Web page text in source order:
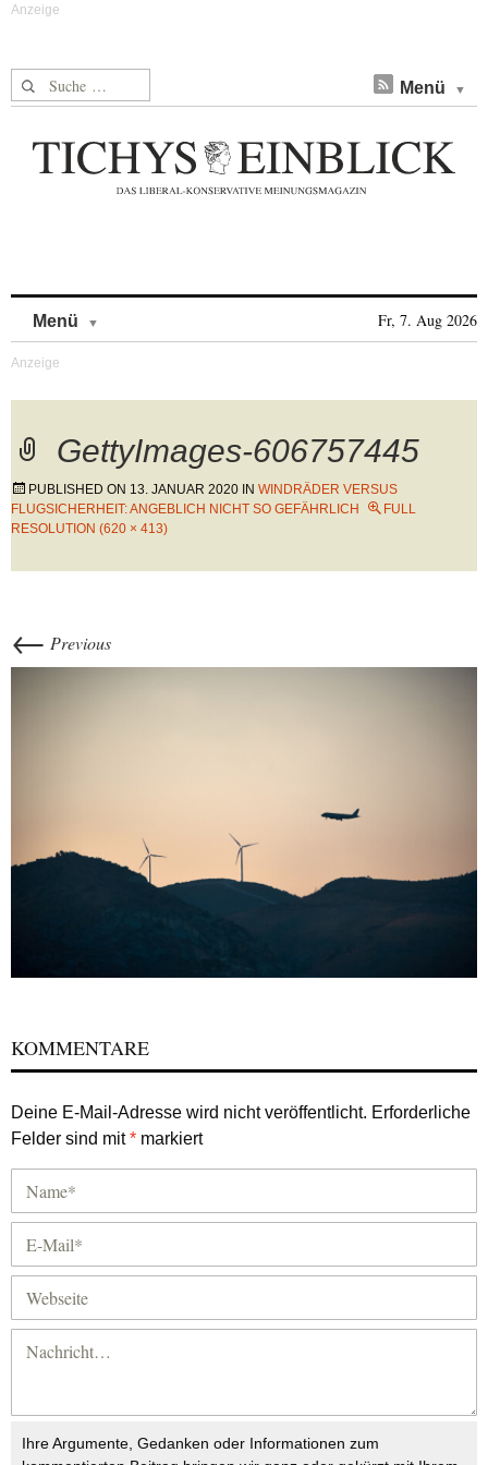
Suche nach: Menü
Menü Fr, 7. Aug 2026
GettyImages-606757445
PUBLISHED ON 13. JANUAR 2020 IN WINDRÄDER VERSUS
FLUGSICHERHEIT: ANGEBLICH NICHT SO GEFÄHRLICH
FULL
RESOLUTION (620 × 413)
← Previous
KOMMENTARE
Deine E-Mail-Adresse wird nicht veröffentlicht. Erforderliche
Felder sind mit* markiert
Ihre Argumente, Gedanken oder Informationen zum